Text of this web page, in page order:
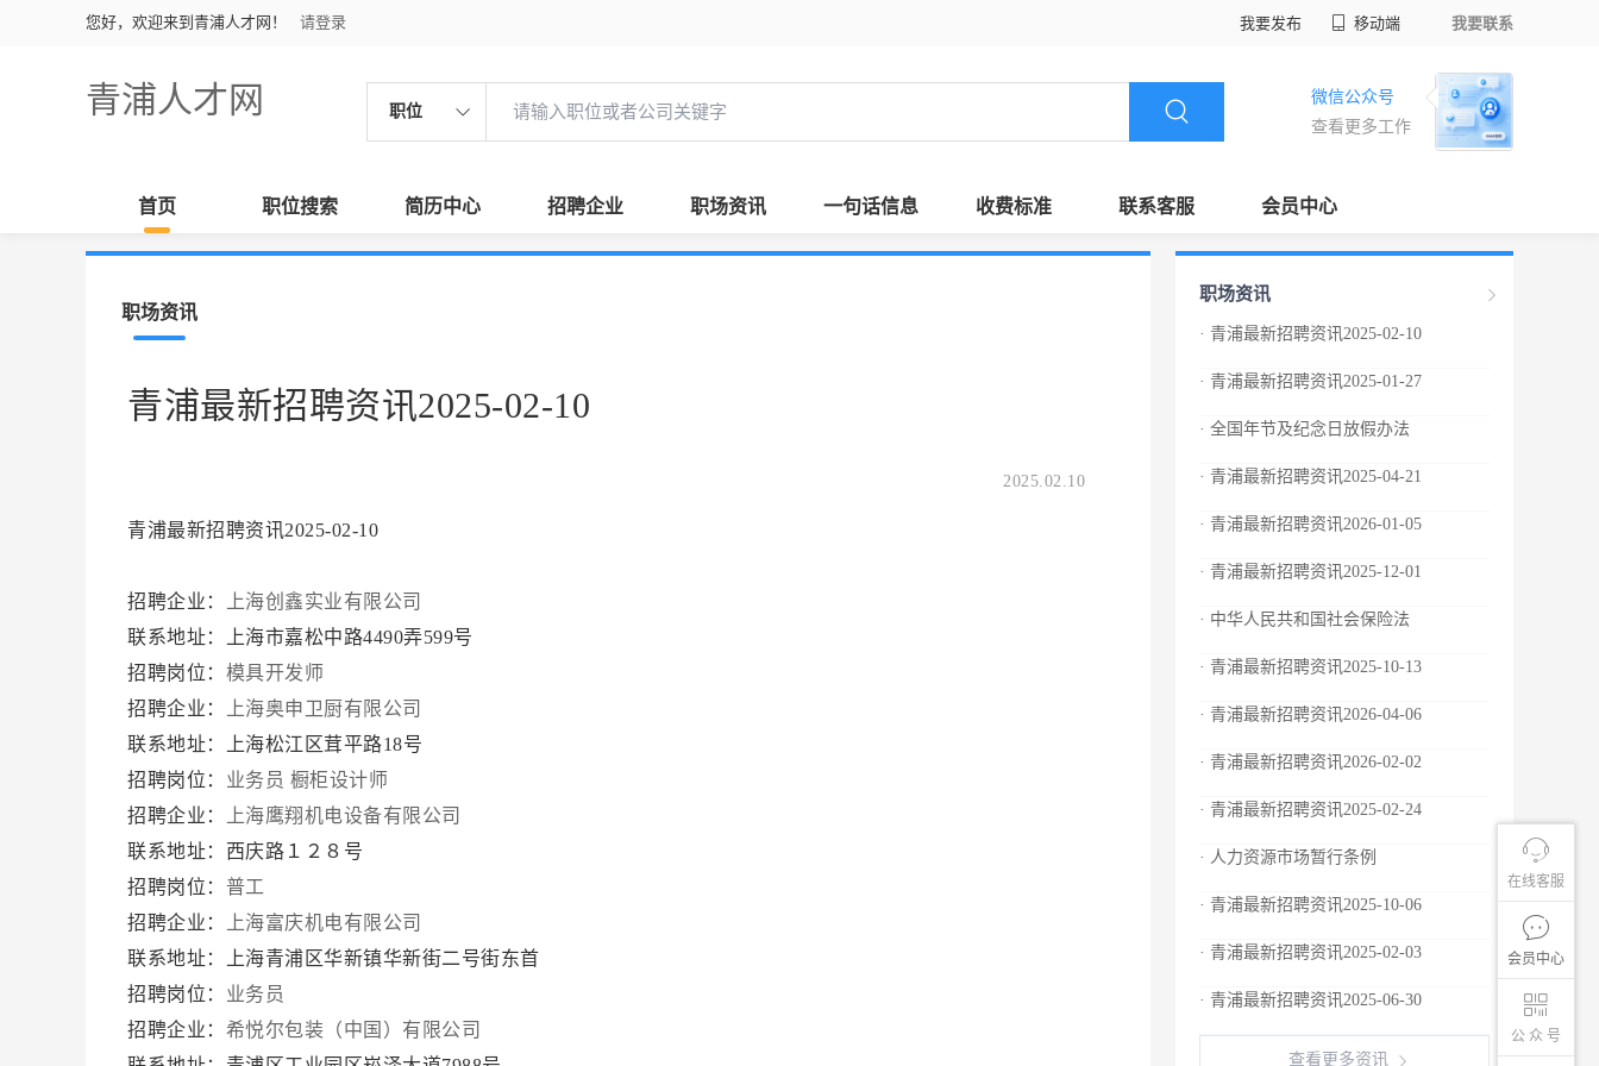
您好，欢迎来到青浦人才网！ 请登录 我要发布 移动端 我要联系
青浦人才网 职位
微信公众号
查看更多工作
首页 职位搜索 简历中心 招聘企业 职场资讯 一句话信息 收费标准 联系客服 会员中心
在线客服
会员中心
公 众 号
职场资讯
青浦最新招聘资讯2025-02-10
2025.02.10
青浦最新招聘资讯2025-02-10
招聘企业：
上海创鑫实业有限公司
联系地址：上海市嘉松中路4490弄599号
招聘岗位： 模具开发师
招聘企业：
上海奥申卫厨有限公司
联系地址：上海松江区茸平路18号
招聘岗位： 业务员 橱柜设计师
招聘企业：
上海鹰翔机电设备有限公司
联系地址：西庆路１２８号
招聘岗位： 普工
招聘企业：
上海富庆机电有限公司
联系地址：上海青浦区华新镇华新街二号街东首
招聘岗位： 业务员
招聘企业： 希悦尔包装（中国）有限公司
职场资讯
· 青浦最新招聘资讯2025-02-10
· 青浦最新招聘资讯2025-01-27
· 全国年节及纪念日放假办法
· 青浦最新招聘资讯2025-04-21
· 青浦最新招聘资讯2026-01-05
· 青浦最新招聘资讯2025-12-01
· 中华人民共和国社会保险法
· 青浦最新招聘资讯2025-10-13
· 青浦最新招聘资讯2026-04-06
· 青浦最新招聘资讯2026-02-02
· 青浦最新招聘资讯2025-02-24
· 人力资源市场暂行条例
· 青浦最新招聘资讯2025-10-06
· 青浦最新招聘资讯2025-02-03
· 青浦最新招聘资讯2025-06-30
查看更多资讯